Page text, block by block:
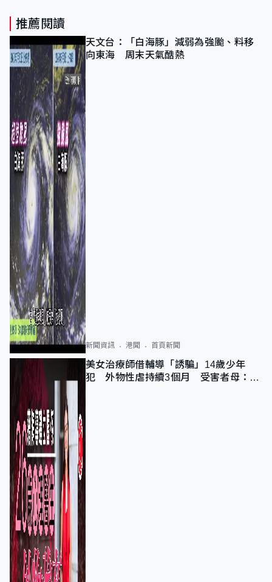
推薦閱讀
天文台：「白海豚」減弱為強颱、料移
向東海 周末天氣酷熱
新聞資訊 港聞 首頁新聞
美女治療師借輔導「誘騙」14歲少年
犯 外物性虐持續3個月 受害者母：要